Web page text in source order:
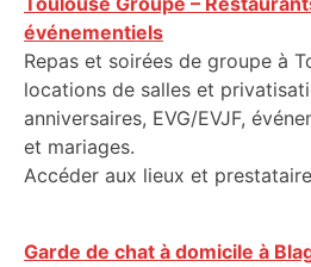
événementiels
Repas et soirées de groupe à
locations de salles et
anniversaires, EVG/EVJF,
et mariages.
Accéder aux lieux et
Garde de chat à domicile à